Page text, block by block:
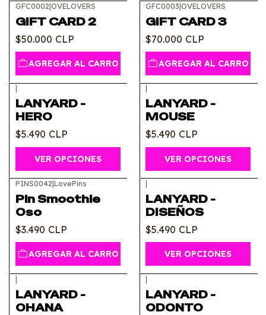
GFC0002|OVELOVERS
GIFT CARD 2
$50.000 CLP
AGREGAR AL CARRO
GFC0003|OVELOVERS
GIFT CARD 3
$70.000 CLP
AGREGAR AL CARRO
|
LANYARD -
HERO
$5.490 CLP
VER OPCIONES
|
LANYARD -
MOUSE
$5.490 CLP
VER OPCIONES
PINS0042|LovePins
Pin Smoothie
Oso
$3.490 CLP
AGREGAR AL CARRO
|
LANYARD -
DISEÑOS
$5.490 CLP
VER OPCIONES
|
LANYARD -
OHANA
|
LANYARD -
ODONTO